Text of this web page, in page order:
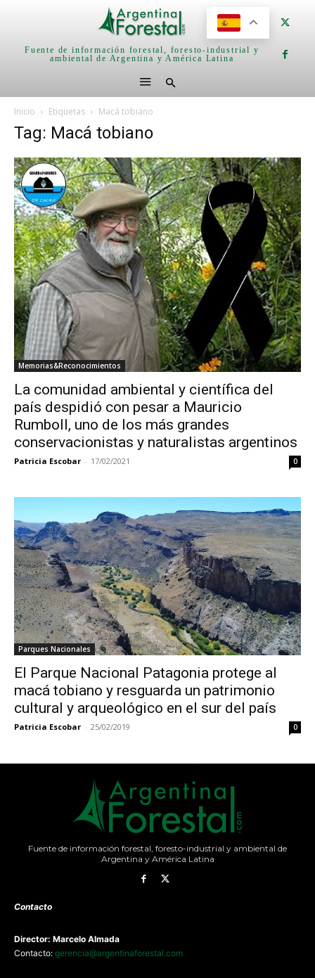
Fuente de información forestal, foresto-industrial y
ambiental de Argentina y América Latina
Inicio Etiquetas Macá tobiano
Tag: Macá tobiano
Memorias&Reconocimientos
La comunidad ambiental y científica del
país despidió con pesar a Mauricio
Rumboll, uno de los más grandes
conservacionistas y naturalistas argentinos
Patricia Escobar - 17/02/2021 0
Parques Nacionales
El Parque Nacional Patagonia protege al
macá tobiano y resguarda un patrimonio
cultural y arqueológico en el sur del país
Patricia Escobar - 25/02/2019 0
Fuente de información forestal, foresto-industrial y ambiental de
Argentina y América Latina
Contacto
Director: Marcelo Almada
Contacto: gerencia@argentinaforestal.com